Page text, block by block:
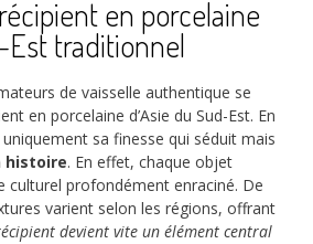
en porcelaine
Est traditionnel
de vaisselle authentique se
en porcelaine d’Asie du Sud-Est. En
uniquement sa finesse qui séduit mais
histoire. En effet, chaque objet
culturel profondément enraciné. De
varient selon les régions, offrant
devient vite un élément central